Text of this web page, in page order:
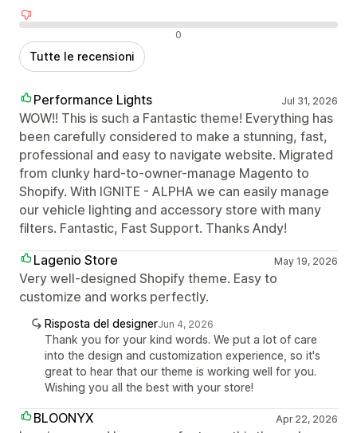
Recensioni negative 0
Tutte le recensioni
Performance Lights Jul 31, 2026
WOW!! This is such a Fantastic theme! Everything has
been carefully considered to make a stunning, fast,
professional and easy to navigate website. Migrated
from clunky hard-to-owner-manage Magento to
Shopify. With IGNITE - ALPHA we can easily manage
our vehicle lighting and accessory store with many
filters. Fantastic, Fast Support. Thanks Andy!
Lagenio Store
May 19, 2026
Very well-designed Shopify theme. Easy to
customize and works perfectly.
Risposta del designerJun 4, 2026
Thank you for your kind words. We put a lot of care
into the design and customization experience, so it's
great to hear that our theme is working well for you.
Wishing you all the best with your store!
BLOONYX Apr 22, 2026